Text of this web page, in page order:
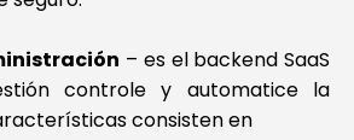
– es el backend SaaS
controle y automatice la
consisten en